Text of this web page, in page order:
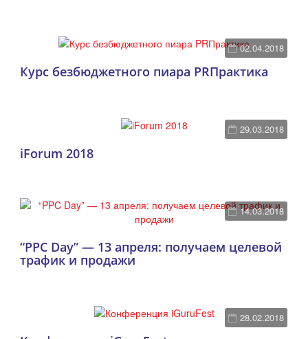
02.04.2018
Курс безбюджетного пиара PRПрактика
29.03.2018
iForum 2018
14.03.2018
“PPC Day” — 13 апреля: получаем целевой
трафик и продажи
28.02.2018